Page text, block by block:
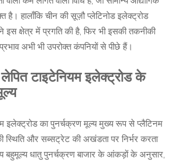
है। हालाँकि चीन की सूज़ौ प्लेटिनोड इलेक्ट्रोड
इस क्षेत्र में प्रगति की है, फिर भी इसकी तकनीकी
प्रभाव अभी भी उपरोक्त कंपनियों से पीछे हैं।
लेपित टाइटेनियम इलेक्ट्रोड के
इलेक्ट्रोड का पुनर्चक्रण मूल्य मुख्य रूप से प्लैटिनम
स्थिति और सब्सट्रेट की अखंडता पर निर्भर करता
बहुमूल्य धातु पुनर्चक्रण बाजार के आंकड़ों के अनुसार,